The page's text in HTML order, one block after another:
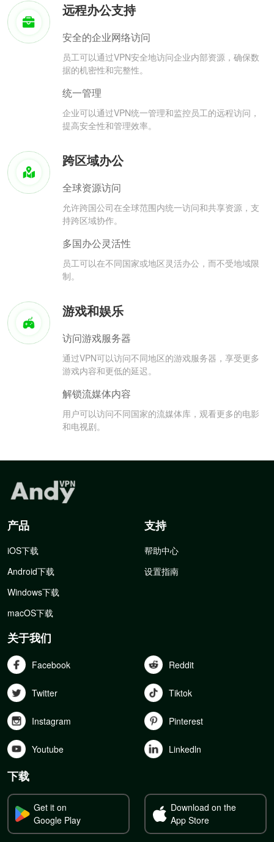
远程办公支持
安全的企业网络访问
员工可以通过VPN安全地访问企业内部资源，确保数
据的机密性和完整性。
统一管理
企业可以通过VPN统一管理和监控员工的远程访问，
提高安全性和管理效率。
跨区域办公
全球资源访问
允许跨国公司在全球范围内统一访问和共享资源，支
持跨区域协作。
多国办公灵活性
员工可以在不同国家或地区灵活办公，而不受地域限
制。
游戏和娱乐
访问游戏服务器
通过VPN可以访问不同地区的游戏服务器，享受更多
游戏内容和更低的延迟。
解锁流媒体内容
用户可以访问不同国家的流媒体库，观看更多的电影
和电视剧。
产品
iOS下载
Android下载
Windows下载
macOS下载
支持
帮助中心
设置指南
关于我们
Facebook Reddit
Twitter Tiktok
Instagram Pinterest
Youtube Linkedln
下载
Get it on
Google Play
Download on the
App Store